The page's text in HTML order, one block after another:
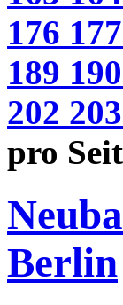
176 177
189 190
202 203
pro
Berlin